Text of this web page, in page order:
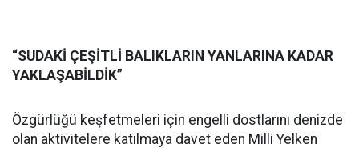
“SUDAKİ ÇEŞİTLİ BALIKLARIN YANLARINA KADAR
YAKLAŞABİLDİK”
Özgürlüğü keşfetmeleri için engelli dostlarını denizde
olan aktivitelere katılmaya davet eden Milli Yelken